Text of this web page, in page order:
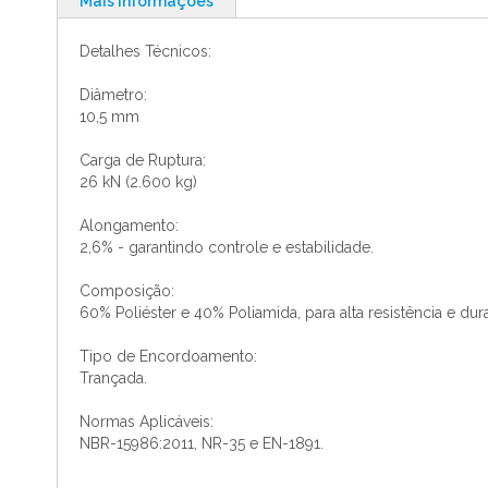
imagens
Detalhes Técnicos:
Diâmetro:
10,5 mm
Carga de Ruptura:
26 kN (2.600 kg)
Alongamento:
2,6% - garantindo controle e estabilidade.
Composição:
60% Poliéster e 40% Poliamida, para alta resistência e
Tipo de Encordoamento:
Trançada.
Normas Aplicáveis:
NBR-15986:2011, NR-35 e EN-1891.